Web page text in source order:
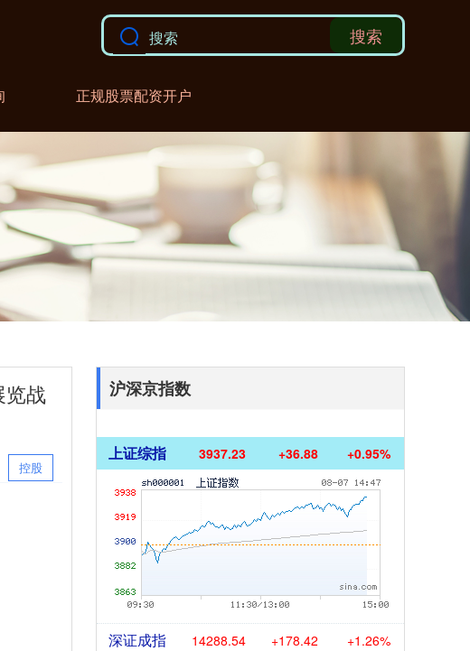
搜索
正规股票配资开户
览战
控股
沪深京指数
上证综指 3937.23 +36.88 +0.95%
深证成指 14288.54 +178.42 +1.26%